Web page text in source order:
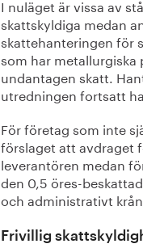
I nuläget är vissa av
skattskyldiga medan
skattehanteringen för
som har metallurgiska
undantagen skatt.
utredningen fortsatt
För företag som inte
förslaget att avdraget
leverantören medan
den 0,5 öres-
och administrativt
Frivillig